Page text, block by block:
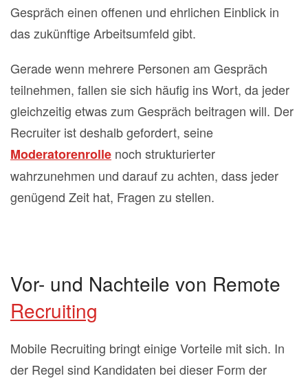
Gespräch einen offenen und ehrlichen Einblick in
das zukünftige Arbeitsumfeld gibt.
Gerade wenn mehrere Personen am Gespräch
teilnehmen, fallen sie sich häufig ins Wort, da jeder
gleichzeitig etwas zum Gespräch beitragen will. Der
Recruiter ist deshalb gefordert, seine
Moderatorenrolle noch strukturierter
wahrzunehmen und darauf zu achten, dass jeder
genügend Zeit hat, Fragen zu stellen.
Vor- und Nachteile von Remote
Recruiting
Mobile Recruiting bringt einige Vorteile mit sich. In
der Regel sind Kandidaten bei dieser Form der